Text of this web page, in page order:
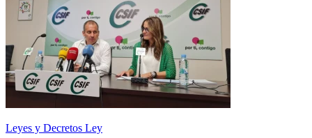
Leyes y Decretos Ley